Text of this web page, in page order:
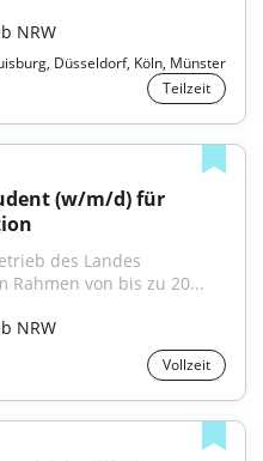
NRW
Düsseldorf, Köln, Münster
Teilzeit
(w/m/d) für
des Landes
Rahmen von bis zu 20...
NRW
Vollzeit